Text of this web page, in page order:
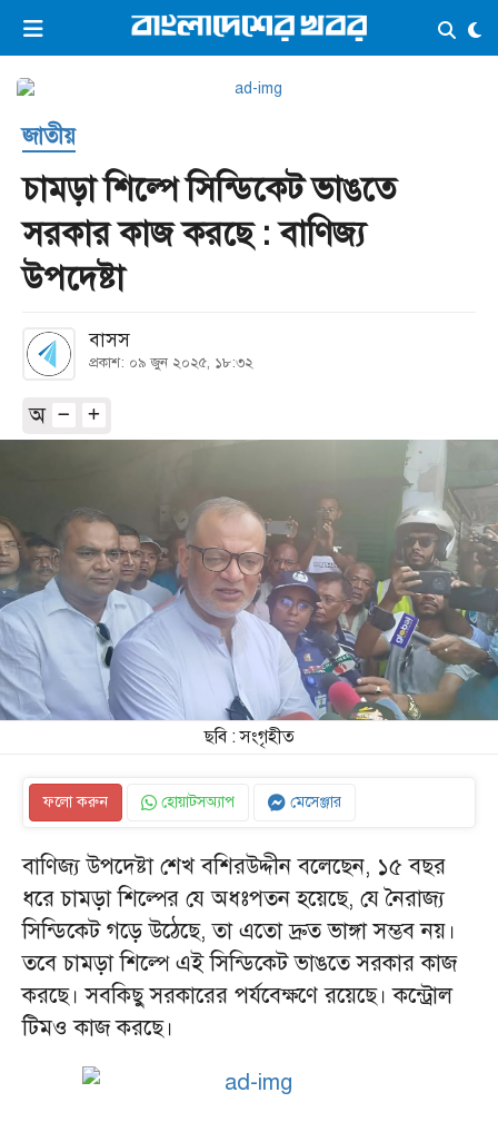
ভিডিও ই-পেপার লগইন ×
প্রচ্ছদ
সর্বশেষ
সব বিভাগ
কনভার্টার
জাতীয়
চামড়া শিল্পে সিন্ডিকেট ভাঙতে
সরকার কাজ করছে : বাণিজ্য
উপদেষ্টা
বাসস
প্রকাশ: ০৯ জুন ২০২৫, ১৮:৩২
অ
ছবি : সংগৃহীত
ফলো করুন হোয়াটসঅ্যাপ মেসেঞ্জার
বাণিজ্য উপদেষ্টা শেখ বশিরউদ্দীন বলেছেন, ১৫ বছর
ধরে চামড়া শিল্পের যে অধঃপতন হয়েছে, যে নৈরাজ্য
সিন্ডিকেট গড়ে উঠেছে, তা এতো দ্রুত ভাঙ্গা সম্ভব নয়।
তবে চামড়া শিল্পে এই সিন্ডিকেট ভাঙতে সরকার কাজ
করছে। সবকিছু সরকারের পর্যবেক্ষণে রয়েছে। কন্ট্রোল
টিমও কাজ করছে।